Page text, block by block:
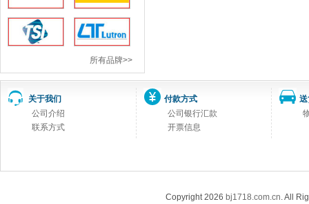
所有品牌>>
关于我们
公司介绍
联系方式
付款方式
公司银行汇款
开票信息
Copyright 2026 bj1718.com.cn. All